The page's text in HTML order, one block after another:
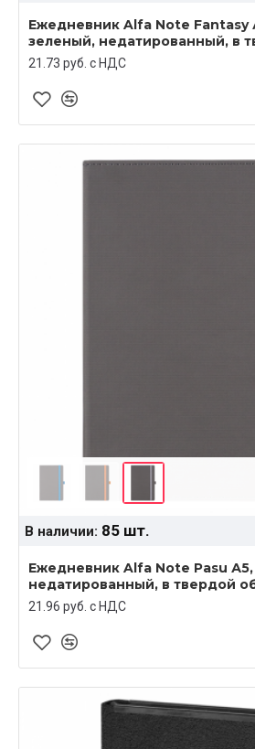
Ежедневник Alfa Note Fantasy
зеленый, недатированный, в
21.73 руб. c НДС
В наличии: 85 шт.
Ежедневник Alfa Note Pasu
недатированный, в твердой
21.96 руб. c НДС